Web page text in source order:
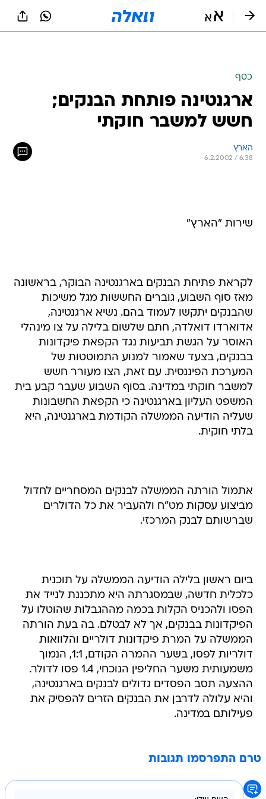
כסף
ארגנטינה פותחת הבנקים;
חשש למשבר חוקתי
הארץ
6.2.2002 / 6:38
שירות "הארץ"
לקראת פתיחת הבנקים בארגנטינה הבוקר, בראשונה
מאז סוף השבוע, גוברים החששות מגל משיכות
שהבנקים יתקשו לעמוד בהם. נשיא ארגנטינה,
אדוארדו דואלדה, חתם שלשום בלילה על צו מינהלי
האוסר על הגשת תביעות נגד הקפאת פיקדונות
בבנקים, בצעד שאמור למנוע התמוטטות של
המערכת הפיננסית. עם זאת, הצו מעורר חשש
למשבר חוקתי במדינה. בסוף השבוע שעבר קבע בית
המשפט העליון בארגנטינה כי הקפאת החשבונות
שעליה הודיעה הממשלה הקודמת בארגנטינה, היא
בלתי חוקית.
אתמול הורתה הממשלה לבנקים המסחריים לחדול
מביצוע עסקות מט"ח ולהעביר את כל הדולרים
שברשותם לבנק המרכזי.
ביום ראשון בלילה הודיעה הממשלה על תוכנית
כלכלית חדשה, שבמסגרתה היא מתכננת לנייד את
הפסו ולהכניס הקלות בכמה מההגבלות שהוטלו על
הפיקדונות בבנקים, אך לא לבטלם. בה בעת הורתה
הממשלה על המרת פיקדונות דולריים והלוואות
דולריות לפסו, בשער ההמרה הקודם, 1:1, הנמוך
משמעותית משער החליפין הנוכחי, 1.4 פסו לדולר.
ההצעה תסב הפסדים גדולים לבנקים בארגנטינה,
והיא עלולה לדרבן את הבנקים הזרים להפסיק את
פעילותם במדינה.
טרם התפרסמו תגובות